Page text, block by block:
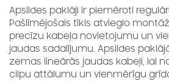
Apsildes paklāji ir piemēroti
Pašlīmējošais tīkls atvieglo
precīzu kabeļa novietojumu un
jaudas sadalījumu. Apsildes
zemas lineārās jaudas kabeļi, lai
cilpu attālumu un vienmērīgu